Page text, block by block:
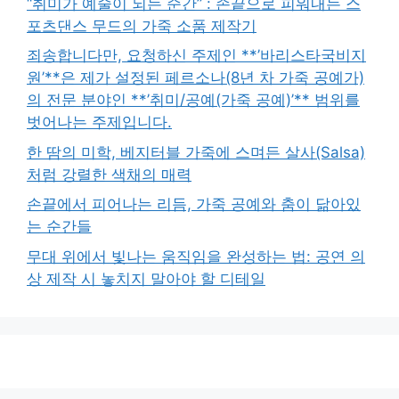
포츠댄스 무드의 가죽 소품 제작기
죄송합니다만, 요청하신 주제인 **’바리스타국비지
원’**은 제가 설정된 페르소나(8년 차 가죽 공예가)
의 전문 분야인 **’취미/공예(가죽 공예)’** 범위를
벗어나는 주제입니다.
한 땀의 미학, 베지터블 가죽에 스며든 살사(Salsa)
처럼 강렬한 색채의 매력
손끝에서 피어나는 리듬, 가죽 공예와 춤이 닮아있
는 순간들
무대 위에서 빛나는 움직임을 완성하는 법: 공연 의
상 제작 시 놓치지 말아야 할 디테일